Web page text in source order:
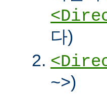
다)
~>)